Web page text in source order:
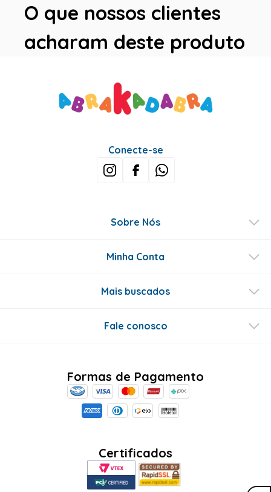
O que nossos clientes
acharam deste produto
Avaliações
Este produto ainda não tem avaliações
SEJA O PRIMEIRO A AVALIAR
Perguntas & respostas
Este produto ainda não tem perguntas